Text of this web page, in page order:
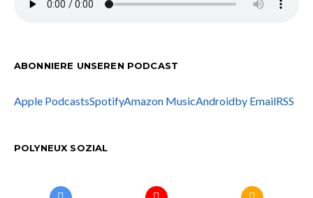
ABONNIERE UNSEREN PODCAST
Apple PodcastsSpotifyAmazon MusicAndroidby EmailRSS
POLYNEUX SOZIAL